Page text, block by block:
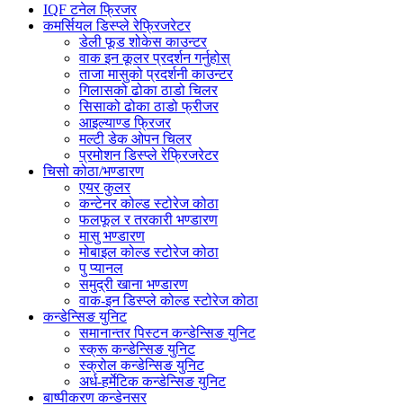
IQF टनेल फ्रिजर
कमर्सियल डिस्प्ले रेफ्रिजरेटर
डेली फूड शोकेस काउन्टर
वाक इन कूलर प्रदर्शन गर्नुहोस्
ताजा मासुको प्रदर्शनी काउन्टर
गिलासको ढोका ठाडो चिलर
सिसाको ढोका ठाडो फ्रीजर
आइल्याण्ड फ्रिजर
मल्टी डेक ओपन चिलर
प्रमोशन डिस्प्ले रेफ्रिजरेटर
चिसो कोठा/भण्डारण
एयर कुलर
कन्टेनर कोल्ड स्टोरेज कोठा
फलफूल र तरकारी भण्डारण
मासु भण्डारण
मोबाइल कोल्ड स्टोरेज कोठा
पु प्यानल
समुद्री खाना भण्डारण
वाक-इन डिस्प्ले कोल्ड स्टोरेज कोठा
कन्डेन्सिङ युनिट
समानान्तर पिस्टन कन्डेन्सिङ युनिट
स्क्रू कन्डेन्सिङ युनिट
स्क्रोल कन्डेन्सिङ युनिट
अर्ध-हर्मेटिक कन्डेन्सिङ युनिट
बाष्पीकरण कन्डेनसर